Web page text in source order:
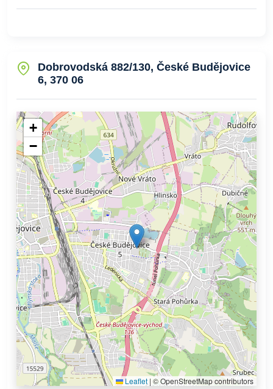
Dobrovodská 882/130, České Budějovice
6, 370 06
+
−
Leaflet | © OpenStreetMap contributors